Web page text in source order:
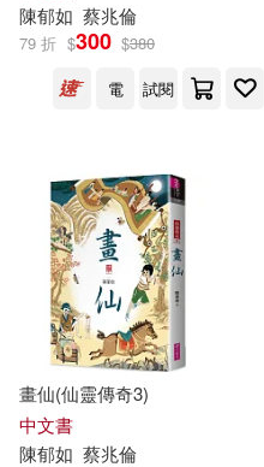
吳軒宇(1) 吳靜
周伯翰(1)
子 魚(1)
宋如瑜、許詩聆、
茹、龍沛名、蔡
宋思穎(1) 宋祖
陳郁如 蔡兆倫
79 折 $300 $380
電
試閱
畫仙(仙靈傳奇3)
中文書
陳郁如 蔡兆倫